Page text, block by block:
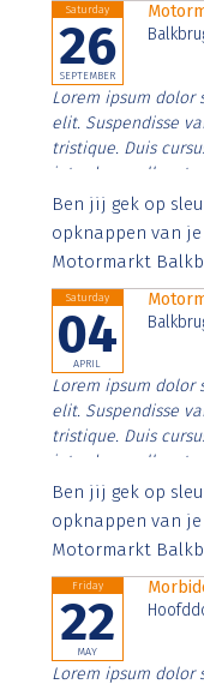
Saturday
26
SEPTEMBER
Lorem ipsum dolor
elit. Suspendisse
tristique. Duis
interdum nulla, ut
Aenean faucibus
imperdiet. Nunc
Ben jij gek op
opknappen van
Motormarkt
Saturday
04
APRIL
Lorem ipsum dolor
elit. Suspendisse
tristique. Duis
interdum nulla, ut
Aenean faucibus
imperdiet. Nunc
Ben jij gek op
opknappen van
Motormarkt
Friday
22
MAY
Lorem ipsum dolor